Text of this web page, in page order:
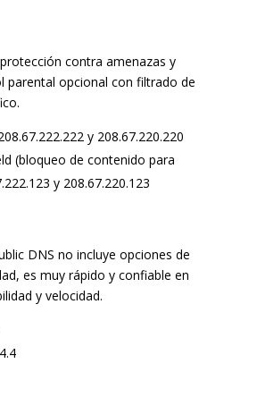
contra amenazas y
parental opcional con filtrado de
y 208.67.220.220
(bloqueo de contenido para
y 208.67.220.123
DNS no incluye opciones de
es muy rápido y confiable en
y velocidad.